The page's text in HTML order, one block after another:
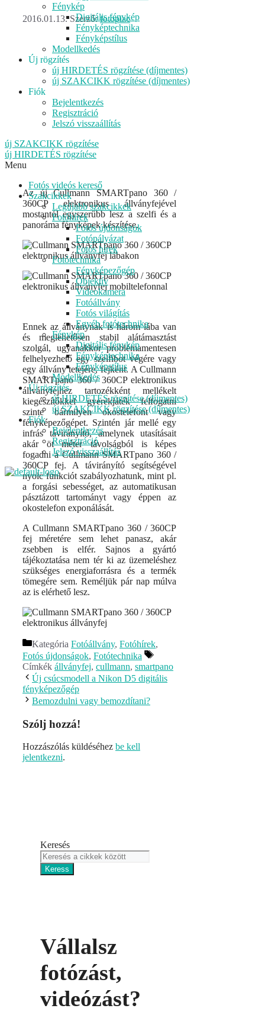
Fénykép
Digitális fénykép
Fényképtechnika
Fényképstílus
Modellkedés
Új rögzítés
új HIRDETÉS rögzítése (díjmentes)
új SZAKCIKK rögzítése (díjmentes)
Fiók
Bejelentkezés
Regisztráció
Jelszó visszaállítás
új SZAKCIKK rögzítése
új HIRDETÉS rögzítése
Menu
Fotós videós kereső
Szakcikkek
Legújabb szakcikkek
Fotóhírek
Fotós újdonságok
Fotópályázat
Fotós hírek
Fotótechnika
Fényképezőgép
Objektív
Videokamera
Fotóállvány
Fotós világítás
Egyéb fotótechnika
Fénykép
Digitális fénykép
Fényképtechnika
Fényképstílus
Modellkedés
Új rögzítés
új HIRDETÉS rögzítése (díjmentes)
új SZAKCIKK rögzítése (díjmentes)
Fiók
Bejelentkezés
Regisztráció
Jelszó visszaállítás
2016.01.13. Szerző:fotopiac
Az új Cullmann SMARTpano 360 /
360CP elektronikus állványfejével
mostantól egyszerűbb lesz a szelfi és a
panoráma fényképek készítése.
Ennek az állványnak is három lába van
és meglehetősen stabil alátámasztást
szolgál, ugyanakkor problémamentesen
felhelyezhető egy szelfibot végére vagy
egy állvány tetejére, fejként. A Cullmann
SMARTpano 360 / 360CP elektronikus
állványfejhez tartozékként mellékelt
kiegészítőkkel gyerekjáték felfogatni
szinte bármilyen okostelefont vagy
fényképezőgépet. Szintén jár mellé egy
infrás távirányító, amelynek utasításait
akár öt méter távolságból is képes
fogadni a Cullmann SMARTpano 360 /
360CP fej. A távirányító segítségével
nyolc funkciót szabályozhatunk, mint pl.
a forgási sebességet, az automatikusan
pásztázott tartományt vagy éppen az
okostelefon exponálását.
A Cullmann SMARTpano 360 / 360CP
fej méretére sem lehet panasz, akár
zsebben is elfér. Sajnos a gyártó
tájékoztatása nem tér ki az üzemeléshez
szükséges energiaforrásra és a termék
tömegére sem. Reméljük pár nap múlva
az is elérhető lesz.
Kategória Fotóállvány, Fotóhírek,
Fotós újdonságok, Fotótechnika
Címkék állványfej, cullmann, smartpano
Új csúcsmodell a Nikon D5 digitális
fényképezőgép
Bemozdulni vagy bemozdítani?
Szólj hozzá!
Hozzászólás küldéséhez be kell
jelentkezni.
Keresés
Keress
Vállalsz
fotózást,
videózást?